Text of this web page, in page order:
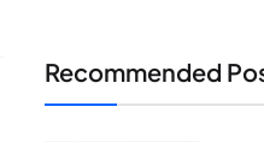
Recommended